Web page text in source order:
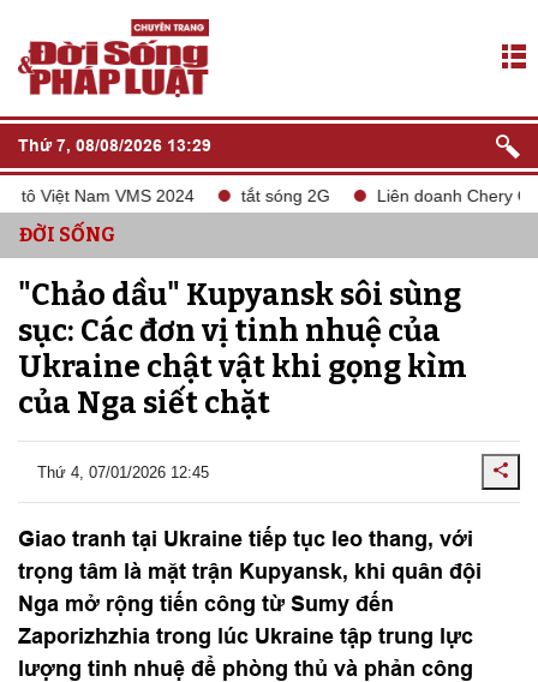
Thứ 7, 08/08/2026 13:29
Việt Nam VMS 2024 tắt sóng 2G Liên doanh Chery
ĐỜI SỐNG
"Chảo dầu" Kupyansk sôi sùng
sục: Các đơn vị tinh nhuệ của
Ukraine chật vật khi gọng kìm
của Nga siết chặt
Thứ 4, 07/01/2026 12:45
Giao tranh tại Ukraine tiếp tục leo thang, với
trọng tâm là mặt trận Kupyansk, khi quân đội
Nga mở rộng tiến công từ Sumy đến
Zaporizhzhia trong lúc Ukraine tập trung lực
lượng tinh nhuệ để phòng thủ và phản công